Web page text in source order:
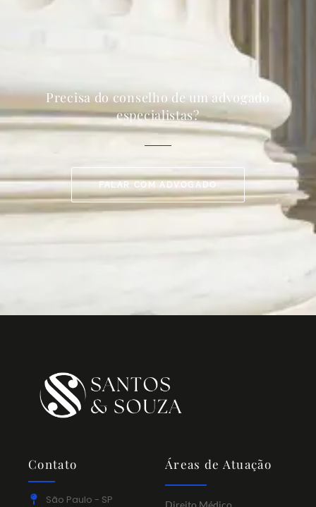
Precisa do conselho de um advogado
especialistas?
FALAR COM ADVOGADO
Contato
São Paulo - SP
Áreas de Atuação
Direito Médico